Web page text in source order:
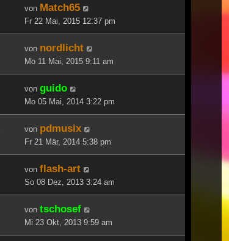
von Match65
Fr 22 Mai, 2015 12:37 pm
von nordlicht
Mo 11 Mai, 2015 9:11 am
von guido
Mo 05 Mai, 2014 3:22 pm
von pdmusix
Fr 21 Mär, 2014 5:38 pm
von flash-art
So 08 Dez, 2013 3:24 am
von tschosef
Mi 23 Okt, 2013 9:59 am